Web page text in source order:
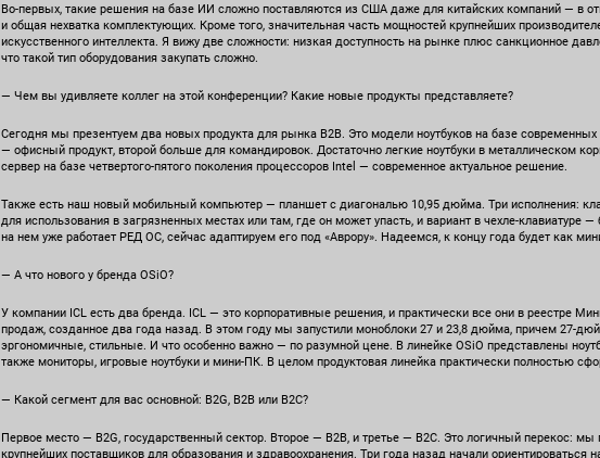
Во-первых, такие решения на базе ИИ сложно поставляются из США даже для китайских компаний — в
и общая нехватка комплектующих. Кроме того, значительная часть мощностей крупнейших
искусственного интеллекта. Я вижу две сложности: низкая доступность на рынке плюс санкционное
что такой тип оборудования закупать сложно.
— Чем вы удивляете коллег на этой конференции? Какие новые продукты представляете?
Сегодня мы презентуем два новых продукта для рынка B2B. Это модели ноутбуков на базе
— офисный продукт, второй больше для командировок. Достаточно легкие ноутбуки в металлическом
сервер на базе четвертого-пятого поколения процессоров Intel — современное актуальное решение.
Также есть наш новый мобильный компьютер — планшет с диагональю 10,95 дюйма. Три исполнения:
для использования в загрязненных местах или там, где он может упасть, и вариант в чехле-клавиатуре
на нем уже работает РЕД ОС, сейчас адаптируем его под «Аврору». Надеемся, к концу года будет как
— А что нового у бренда OSiO?
У компании ICL есть два бренда. ICL — это корпоративные решения, и практически все они в реестре
продаж, созданное два года назад. В этом году мы запустили моноблоки 27 и 23,8 дюйма, причем 27-
эргономичные, стильные. И что особенно важно — по разумной цене. В линейке OSiO представлены
также мониторы, игровые ноутбуки и мини-ПК. В целом продуктовая линейка практически полностью
— Какой сегмент для вас основной: B2G, B2B или B2C?
Первое место — B2G, государственный сектор. Второе — B2B, и третье — B2C. Это логичный перекос:
крупнейших поставщиков для образования и здравоохранения. Три года назад начали ориентироваться